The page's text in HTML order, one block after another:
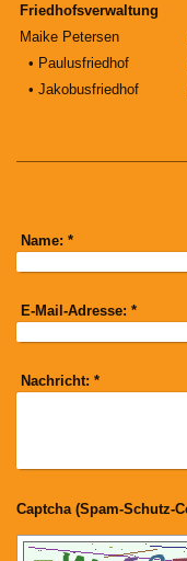
Friedhofsverwaltung
Maike Petersen
• Paulusfriedhof
• Jakobusfriedhof
Name: *
E-Mail-Adresse: *
Nachricht: *